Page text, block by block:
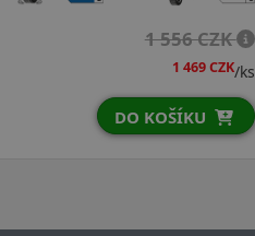
1 785 CZK
1 724 CZK/ks
DO KOŠÍKU